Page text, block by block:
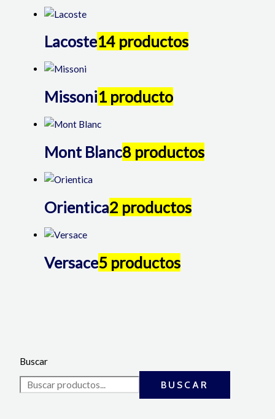
Buscar
BUSCAR
Lacoste14 productos
Missoni1 producto
Mont Blanc8 productos
Orientica2 productos
Versace5 productos